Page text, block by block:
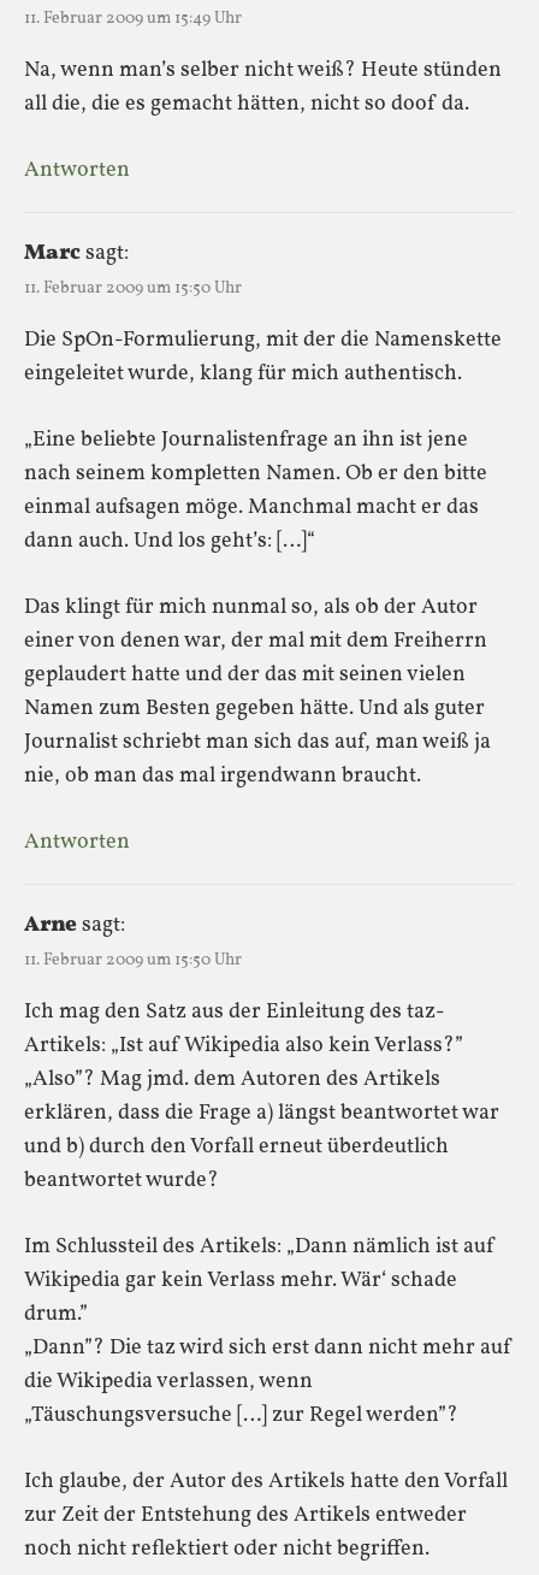
11. Februar 2009 um 15:49 Uhr
Na, wenn man’s selber nicht weiß? Heute stünden
all die, die es gemacht hätten, nicht so doof da.
Antworten
Marcsagt:
11. Februar 2009 um 15:50 Uhr
Die SpOn-Formulierung, mit der die Namenskette
eingeleitet wurde, klang für mich authentisch.
„Eine beliebte Journalistenfrage an ihn ist jene
nach seinem kompletten Namen. Ob er den bitte
einmal aufsagen möge. Manchmal macht er das
dann auch. Und los geht’s: […]“
Das klingt für mich nunmal so, als ob der Autor
einer von denen war, der mal mit dem Freiherrn
geplaudert hatte und der das mit seinen vielen
Namen zum Besten gegeben hätte. Und als guter
Journalist schriebt man sich das auf, man weiß ja
nie, ob man das mal irgendwann braucht.
Antworten
Arnesagt:
11. Februar 2009 um 15:50 Uhr
Ich mag den Satz aus der Einleitung des taz-
Artikels: „Ist auf Wikipedia also kein Verlass?”
„Also”? Mag jmd. dem Autoren des Artikels
erklären, dass die Frage a) längst beantwortet war
und b) durch den Vorfall erneut überdeutlich
beantwortet wurde?
Im Schlussteil des Artikels: „Dann nämlich ist auf
Wikipedia gar kein Verlass mehr. Wär‘ schade
drum.”
„Dann”? Die taz wird sich erst dann nicht mehr auf
die Wikipedia verlassen, wenn
„Täuschungsversuche […] zur Regel werden”?
Ich glaube, der Autor des Artikels hatte den Vorfall
zur Zeit der Entstehung des Artikels entweder
noch nicht reflektiert oder nicht begriffen.